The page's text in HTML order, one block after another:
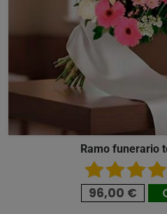
Ramo funerario
96,00 €